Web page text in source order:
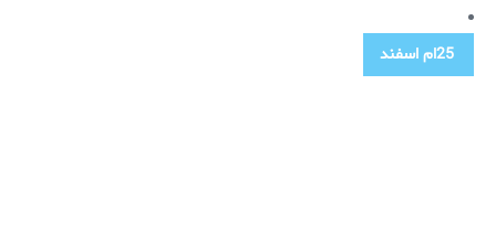
25ام اسفند